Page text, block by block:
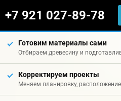
+7 921 027-89-78
Готовим материалы сами
Отбираем древесину и
Корректируем проекты
Меняем планировку,